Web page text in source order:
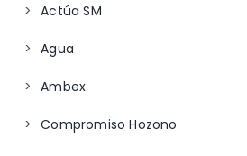
Actúa SM
Agua
Ambex
Compromiso Hozono